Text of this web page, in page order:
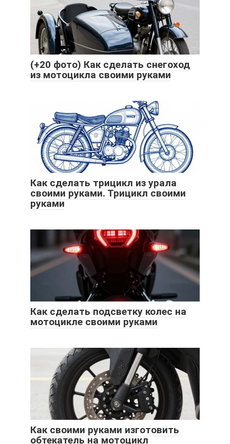
(+20 фото) Как сделать снегоход
из мотоцикла своими руками
Как сделать трицикл из урала
своими руками. Трицикл своими
руками
Как сделать подсветку колес на
мотоцикле своими руками
Как своими руками изготовить
обтекатель на мотоцикл